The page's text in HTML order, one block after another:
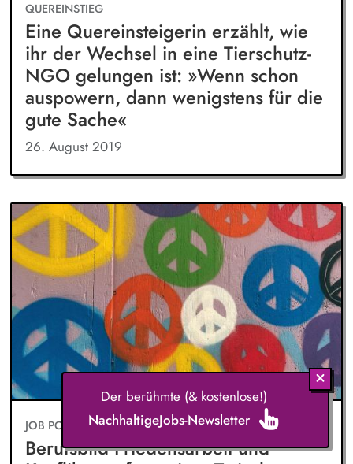
QUEREINSTIEG
Eine Quereinsteigerin erzählt, wie
ihr der Wechsel in eine Tierschutz-
NGO gelungen ist: »Wenn schon
auspowern, dann wenigstens für die
gute Sache«
26. August 2019
JOB PORTRAIT
Berufsbild Friedensarbeit und
Der berühmte (& kostenlose!)
NachhaltigeJobs-Newsletter